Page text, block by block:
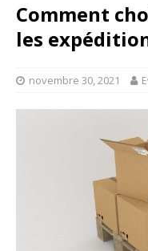
Comment
les
novembre 30, 2021